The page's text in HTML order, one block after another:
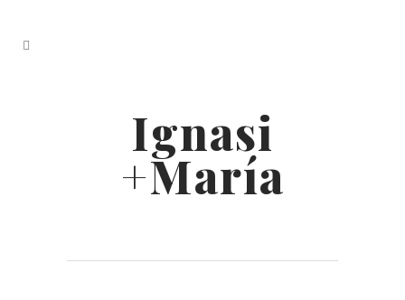
Ignasi
+María